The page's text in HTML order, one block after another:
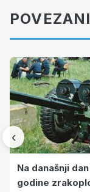
‹
Na današnji
godine